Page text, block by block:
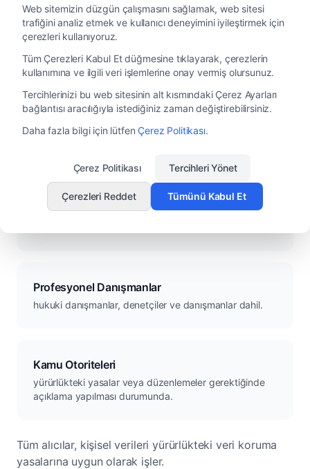
BT ve Barındırma Sağlayıcıları
web sitesinin ve BT sistemlerinin işletilmesi ve bakımı
için.
Teknoloji ve Bulut Hizmet Sağlayıcıları
güvenli veri depolama ve işleme için.
İş Ortakları ve Distribütörler
ürün taleplerine yanıt vermek ve bölgesel destek
Profesyonel Danışmanlar
hukuki danışmanlar, denetçiler ve danışmanlar dahil.
Kamu Otoriteleri
yürürlükteki yasalar veya düzenlemeler gerektiğinde
açıklama yapılması durumunda.
Tüm alıcılar, kişisel verileri yürürlükteki veri koruma
yasalarına uygun olarak işler.
Web sitemizin düzgün çalışmasını sağlamak, web sitesi
trafiğini analiz etmek ve kullanıcı deneyimini iyileştirmek için
çerezleri kullanıyoruz.
Tüm Çerezleri Kabul Et düğmesine tıklayarak, çerezlerin
kullanımına ve ilgili veri işlemlerine onay vermiş olursunuz.
Tercihlerinizi bu web sitesinin alt kısmındaki Çerez Ayarları
bağlantısı aracılığıyla istediğiniz zaman değiştirebilirsiniz.
Daha fazla bilgi için lütfen Çerez Politikası.
Çerez Politikası Tercihleri Yönet
Çerezleri Reddet Tümünü Kabul Et